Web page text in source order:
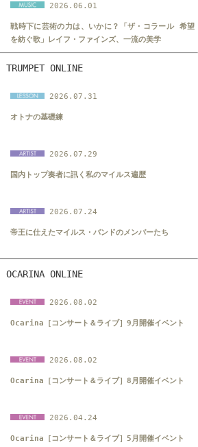
2026.06.01
戦時下に芸術の力は、いかに？「ザ・コラール 希望
を紡ぐ歌」レイフ・ファインズ、一流の美学
TRUMPET ONLINE
2026.07.31
オトナの基礎練
2026.07.29
国内トップ奏者に訊く私のマイルス遍歴
2026.07.24
帝王に仕えたマイルス・バンドのメンバーたち
OCARINA ONLINE
2026.08.02
Ocarina［コンサート＆ライブ］9月開催イベント
2026.08.02
Ocarina［コンサート＆ライブ］8月開催イベント
2026.04.24
Ocarina［コンサート＆ライブ］5月開催イベント